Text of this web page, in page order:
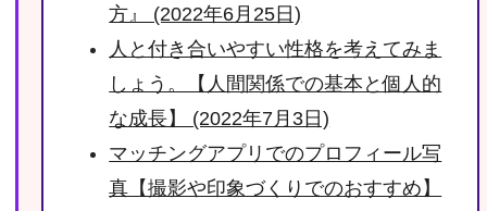
方』 (2022年6月25日)
人と付き合いやすい性格を考えてみま
しょう。【人間関係での基本と個人的
な成長】 (2022年7月3日)
マッチングアプリでのプロフィール写
真【撮影や印象づくりでのおすすめ】